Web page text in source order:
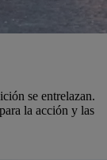
se entrelazan.
la acción y las